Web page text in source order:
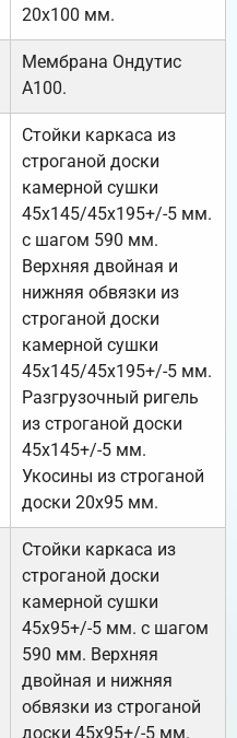
20х100 мм.
Мембрана Ондутис
А100.
Стойки каркаса из
строганой доски
камерной сушки
45х145/45х195+/-5 мм.
с шагом 590 мм.
Верхняя двойная и
нижняя обвязки из
строганой доски
камерной сушки
45х145/45х195+/-5 мм.
Разгрузочный ригель
из строганой доски
45х145+/-5 мм.
Укосины из строганой
доски 20х95 мм.
Стойки каркаса из
строганой доски
камерной сушки
45х95+/-5 мм. с шагом
590 мм. Верхняя
двойная и нижняя
обвязки из строганой
доски 45х95+/-5 мм.